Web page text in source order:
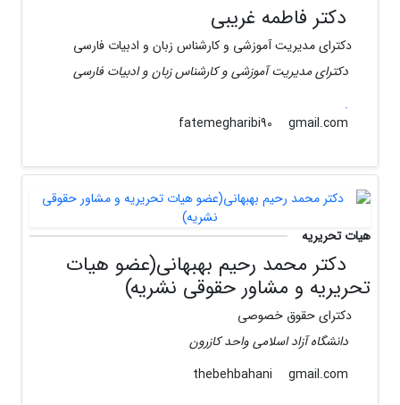
دکتر فاطمه غریبی
دکترای مدیریت آموزشی و کارشناس زبان و ادبیات فارسی
دکترای مدیریت آموزشی و کارشناس زبان و ادبیات فارسی
.
gmail.com
هیات تحریریه
دکتر محمد رحیم بهبهانی(عضو هیات
تحریریه و مشاور حقوقی نشریه)
دکترای حقوق خصوصی
دانشگاه آزاد اسلامی واحد کازرون
gmail.com